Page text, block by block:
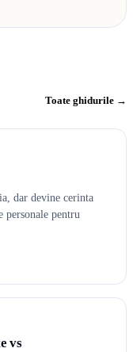
Toate ghidurile →
dar devine cerinta
personale pentru
vs